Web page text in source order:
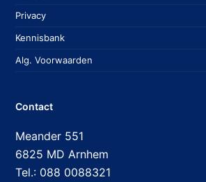
Privacy
Kennisbank
Alg. Voorwaarden
Contact
Meander 551
6825 MD Arnhem
Tel.: 088 0088321